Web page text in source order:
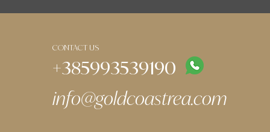
CONTACT US
+385993539190
info@goldcoastrea.com